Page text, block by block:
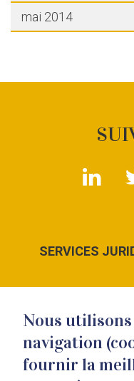
mai 2014
SERVICES
Nous
navigation
fournir la